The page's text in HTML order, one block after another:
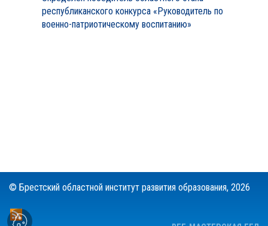
республиканского конкурса «Руководитель по
военно-патриотическому воспитанию»
© Брестский областной институт развития образования, 2026